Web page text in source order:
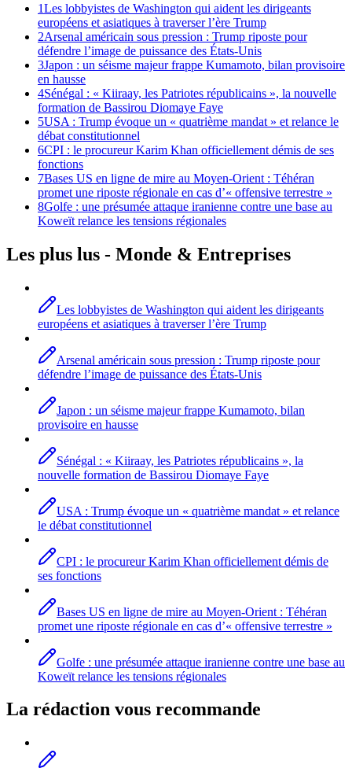
1Les lobbyistes de Washington qui aident les dirigeants
européens et asiatiques à traverser l’ère Trump
2Arsenal américain sous pression : Trump riposte pour
défendre l’image de puissance des États-Unis
3Japon : un séisme majeur frappe Kumamoto, bilan provisoire
en hausse
4Sénégal : « Kiiraay, les Patriotes républicains », la nouvelle
formation de Bassirou Diomaye Faye
5USA : Trump évoque un « quatrième mandat » et relance le
débat constitutionnel
6CPI : le procureur Karim Khan officiellement démis de ses
fonctions
7Bases US en ligne de mire au Moyen-Orient : Téhéran
promet une riposte régionale en cas d’« offensive terrestre »
8Golfe : une présumée attaque iranienne contre une base au
Koweït relance les tensions régionales
Les plus lus - Monde & Entreprises
Les lobbyistes de Washington qui aident les dirigeants
européens et asiatiques à traverser l’ère Trump
Arsenal américain sous pression : Trump riposte pour
défendre l’image de puissance des États-Unis
Japon : un séisme majeur frappe Kumamoto, bilan
provisoire en hausse
Sénégal : « Kiiraay, les Patriotes républicains », la
nouvelle formation de Bassirou Diomaye Faye
USA : Trump évoque un « quatrième mandat » et relance
le débat constitutionnel
CPI : le procureur Karim Khan officiellement démis de
ses fonctions
Bases US en ligne de mire au Moyen-Orient : Téhéran
promet une riposte régionale en cas d’« offensive terrestre »
Golfe : une présumée attaque iranienne contre une base au
Koweït relance les tensions régionales
La rédaction vous recommande